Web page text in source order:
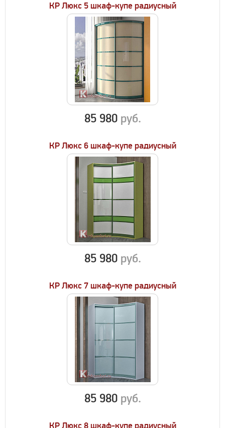
КР Люкс 5 шкаф-купе радиусный
85 980 руб.
КР Люкс 6 шкаф-купе радиусный
85 980 руб.
КР Люкс 7 шкаф-купе радиусный
85 980 руб.
КР Люкс 8 шкаф-купе радиусный